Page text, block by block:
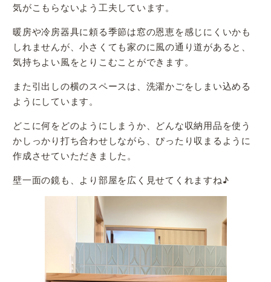
気がこもらないよう工夫しています。
暖房や冷房器具に頼る季節は窓の恩恵を感じにくいかも
しれませんが、小さくても家のに風の通り道があると、
気持ちよい風をとりこむことができます。
また引出しの横のスペースは、洗濯かごをしまい込める
ようにしています。
どこに何をどのようにしまうか、どんな収納用品を使う
かしっかり打ち合わせしながら、ぴったり収まるように
作成させていただきました。
壁一面の鏡も、より部屋を広く見せてくれますね♪